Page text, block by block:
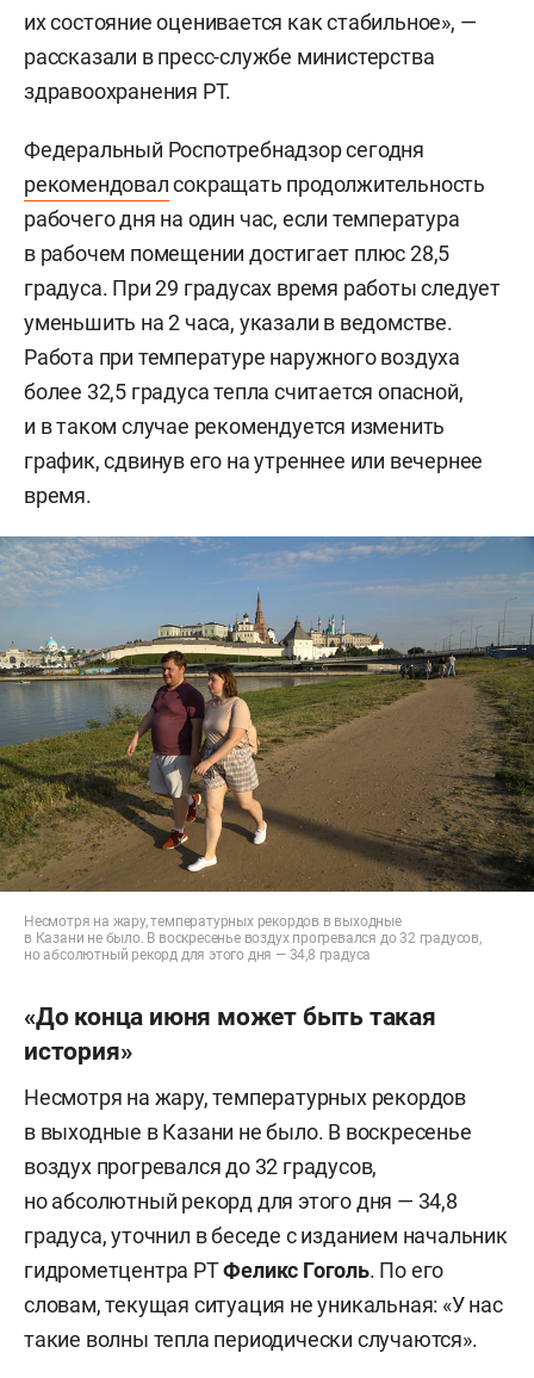
их состояние оценивается как стабильное», —
рассказали в пресс-службе министерства
здравоохранения РТ.
Федеральный Роспотребнадзор сегодня
рекомендовалсокращать продолжительность
рабочего дня на один час, если температура
в рабочем помещении достигает плюс 28,5
градуса. При 29 градусах время работы следует
уменьшить на 2 часа, указали в ведомстве.
Работа при температуре наружного воздуха
более 32,5 градуса тепла считается опасной,
и в таком случае рекомендуется изменить
график, сдвинув его на утреннее или вечернее
время.
Несмотря на жару, температурных рекордов в выходные
в Казани не было. В воскресенье воздух прогревался до 32 градусов,
но абсолютный рекорд для этого дня — 34,8 градуса
«До конца июня может быть такая
история»
Несмотря на жару, температурных рекордов
в выходные в Казани не было. В воскресенье
воздух прогревался до 32 градусов,
но абсолютный рекорд для этого дня — 34,8
градуса, уточнил в беседе с изданием начальник
гидрометцентра РТФеликс Гоголь. По его
словам, текущая ситуация не уникальная: «У нас
такие волны тепла периодически случаются».